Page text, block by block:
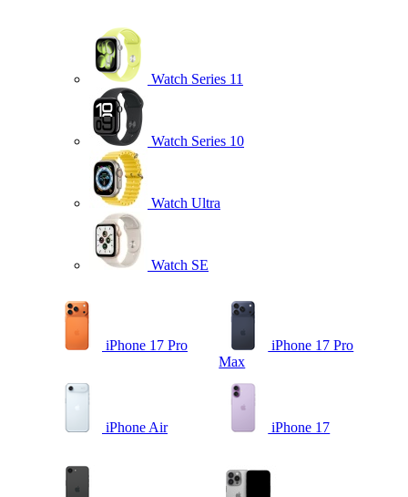
Watch Series 11
Watch Series 10
Watch Ultra
Watch SE
iPhone 17 Pro
iPhone 17 Pro
Max
iPhone Air iPhone 17